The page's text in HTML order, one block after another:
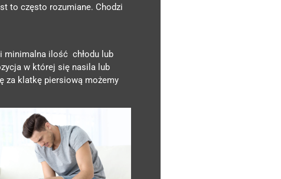
to często rozumiane. Chodzi
minimalna ilość chłodu lub
w której się nasila lub
za klatkę piersiową możemy